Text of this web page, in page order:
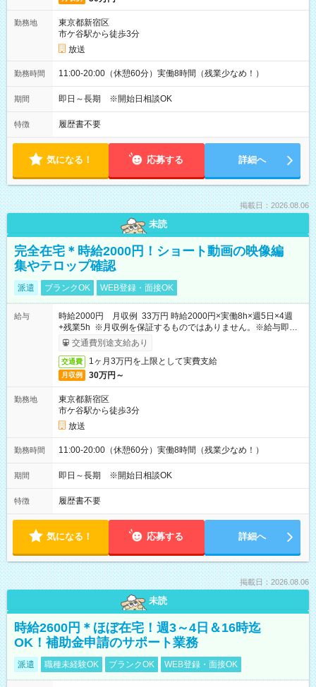
勤務地
東京都新宿区
市ケ谷駅から徒歩3分
放送
勤務時間 11:00-20:00（休憩60分）実働8時間（残業少なめ！）
期間 即日～長期 ※開始日相談OK
特徴 履歴書不要
気になる！ 応募する 詳細へ
掲載日：2026.08.06
未読
完全在宅＊時給2000円！ショート動画の映像編
集やテロップ確認
派遣 ブランクOK WEB登録・面接OK
給与
時給2000円 月収例 33万円 時給2000円×実働8h×週5日×4週
+残業5h ※月収例を保証するものではありません。※給与即受
取りサービス利用可（利用条件有）
交通費別途支給あり
交通費 1ヶ月3万円を上限として実費支給
月収例 30万円～
勤務地
東京都新宿区
市ケ谷駅から徒歩3分
放送
勤務時間 11:00-20:00（休憩60分）実働8時間（残業少なめ！）
期間 即日～長期 ※開始日相談OK
特徴 履歴書不要
気になる！ 応募する 詳細へ
掲載日：2026.08.06
未読
時給2600円＊ほぼ在宅！週3～4日＆16時迄
OK！補助金申請のサポート業務
派遣 職種未経験OK ブランクOK WEB登録・面接OK